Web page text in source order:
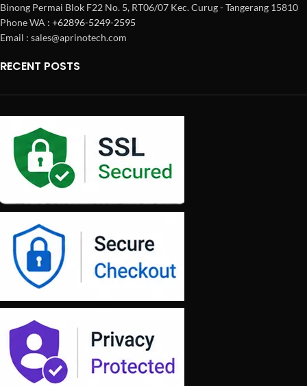
Binong Permai Blok F22 No. 5, RT06/07 Kec. Curug - Tangerang 15810
Phone WA : +62896-5249-2595
Email : sales@aprinotech.com
RECENT POSTS